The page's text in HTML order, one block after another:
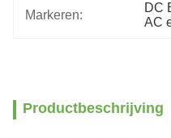
Markeren:
DC
AC
Productbeschrijving